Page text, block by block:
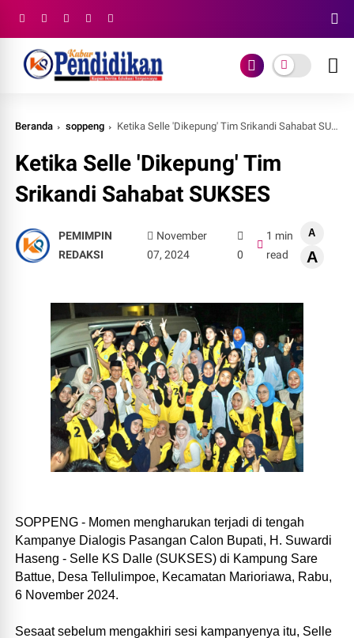
Beranda soppeng Ketika Selle 'Dikepung' Tim Srikandi Sahabat SUKSES
Ketika Selle 'Dikepung' Tim
Srikandi Sahabat SUKSES
PEMIMPIN
REDAKSI
November
07, 2024
0
1 min
read
A
A
SOPPENG - Momen mengharukan terjadi di tengah
Kampanye Dialogis Pasangan Calon Bupati, H. Suwardi
Haseng - Selle KS Dalle (SUKSES) di Kampung Sare
Battue, Desa Tellulimpoe, Kecamatan Marioriawa, Rabu,
6 November 2024.
Sesaat sebelum mengakhiri sesi kampanyenya itu, Selle